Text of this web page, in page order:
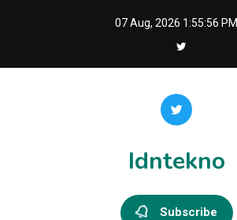
07 Aug, 2026 1:55:56 PM
Idntekno
Subscribe